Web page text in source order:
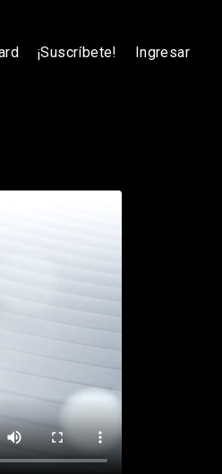
¡Suscríbete! Ingresar